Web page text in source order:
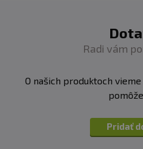
Radi vám
O našich produktoch
Pridať